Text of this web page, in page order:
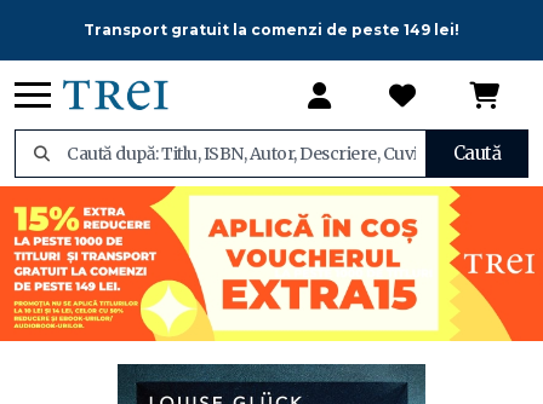
Transport gratuit la comenzi de peste 149 lei!
Caută